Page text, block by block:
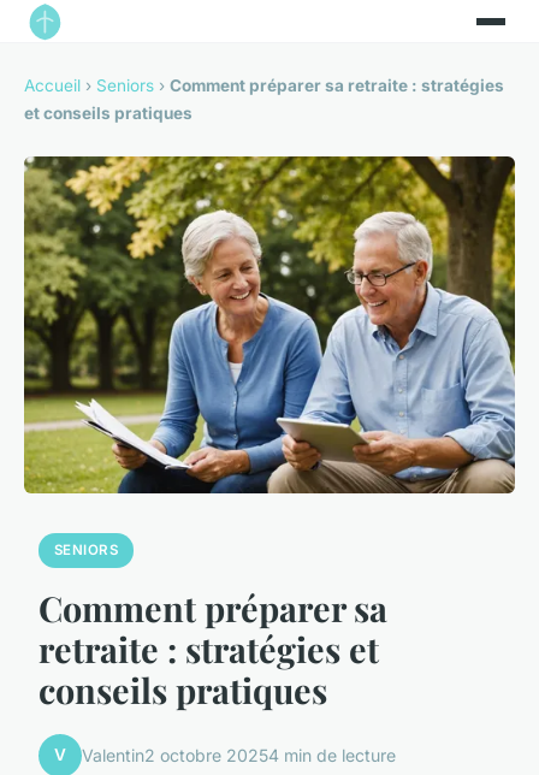
Accueil › Seniors › Comment préparer sa retraite : stratégies
et conseils pratiques
SENIORS
Comment préparer sa
retraite : stratégies et
conseils pratiques
V Valentin2 octobre 20254 min de lecture